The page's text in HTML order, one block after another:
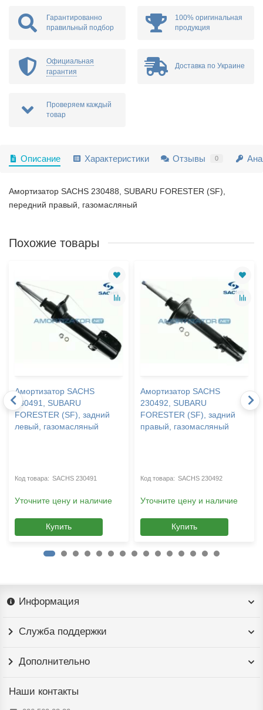
Гарантированно
правильный подбор
100% оригинальная
продукция
Официальная
гарантия
Доставка по Украине
Проверяем каждый
товар
Описание Характеристики Отзывы 0
Амортизатор SACHS 230488, SUBARU FORESTER (SF),
передний правый, газомасляный
Похожие товары
Амортизатор SACHS
230491, SUBARU
FORESTER (SF), задний
левый, газомасляный
SACHS 230491
Уточните цену и наличие
Купить
Амортизатор SACHS
230492, SUBARU
FORESTER (SF), задний
правый, газомасляный
SACHS 230492
Уточните цену и наличие
Купить
Информация
Служба поддержки
Дополнительно
Наши контакты